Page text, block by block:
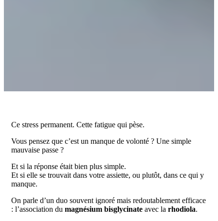
Ce stress permanent. Cette fatigue qui pèse.
Vous pensez que c’est un manque de volonté ? Une simple
mauvaise passe ?
Et si la réponse était bien plus simple.
Et si elle se trouvait dans votre assiette, ou plutôt, dans ce qui y
manque.
On parle d’un duo souvent ignoré mais redoutablement efficace
: l’association du magnésium bisglycinate avec la rhodiola.